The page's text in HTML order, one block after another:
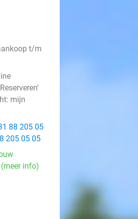
t/m
mijn
88 205 05
205 05 05
info)